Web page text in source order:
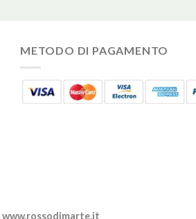
METODO DI PAGAMENTO
www.rossodimarte.it